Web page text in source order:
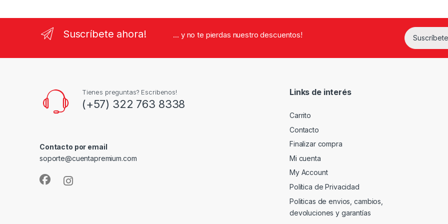
Suscríbete ahora! ... y no te pierdas nuestro descuentos!
Tienes preguntas? Escribenos!
(+57) 322 763 8338
Contacto por email
soporte@cuentapremium.com
Links de interés
Carrito
Contacto
Finalizar compra
Mi cuenta
My Account
Política de Privacidad
Politicas de envios, cambios,
devoluciones y garantías